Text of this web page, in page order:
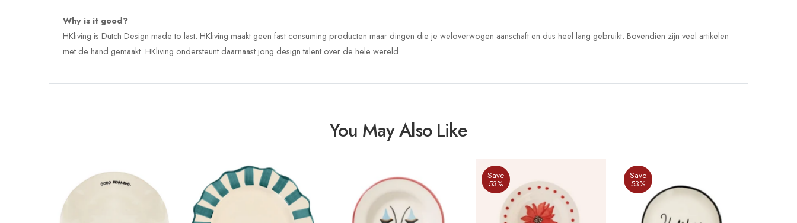
Why is it good?
HKliving is Dutch Design made to last. HKliving maakt geen fast consuming producten maar dingen die je weloverwogen aanschaft en dus heel lang gebruikt. Bovendien zijn veel artikelen
met de hand gemaakt. HKliving ondersteunt daarnaast jong design talent over de hele wereld.
You May Also Like
Save
53%
Save
53%